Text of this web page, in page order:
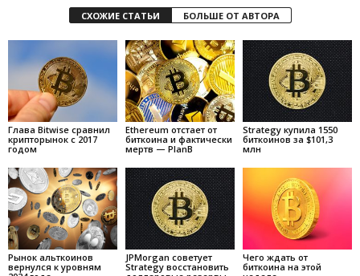
СХОЖИЕ СТАТЬИ БОЛЬШЕ ОТ АВТОРА
Глава Bitwise сравнил
крипторынок с 2017
годом
Ethereum отстает от
биткоина и фактически
мертв — PlanB
Strategy купила 1550
биткоинов за $101,3
млн
Рынок альткоинов
вернулся к уровням
JPMorgan советует
Strategy восстановить
Чего ждать от
биткоина на этой